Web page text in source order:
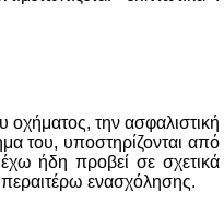
οχήματος, την ασφαλιστική
του, υποστηρίζονται από
έχω ήδη προβεί σε σχετικά
ενασχόλησης.